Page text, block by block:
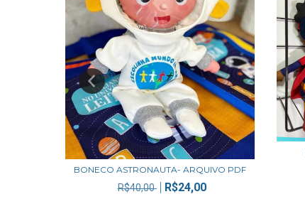
BONECO ASTRONAUTA- ARQUIVO PDF
R$40,00 R$24,00